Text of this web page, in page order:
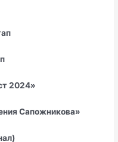
2024»
Сапожникова»